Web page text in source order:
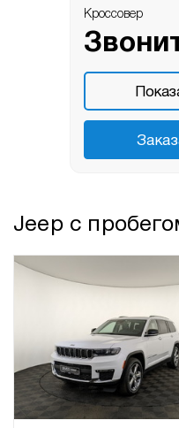
Кроссовер
Jeep с